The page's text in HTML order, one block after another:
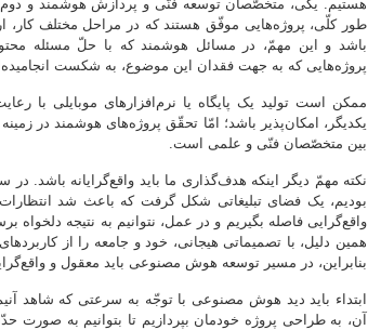
هستیم. یکی، متخصّصان توسعه‌ فنّی و پردازش هوشمند و
طور کلّی، پروژه‌هایی موفّق هستند که در مراحل مختلف کار،
باشد و این مهمّ، در مسائل هوشمند که با حلّ مسئله
پروژه‌هایی که به جهت فقدان این موضوع، به شکست
ممکن است تولید یک پایگاه یا نرم‌افزارهای موبایلی با
یکدیگر، امکان‌پذیر باشد؛ امّا تحقّق پروژه‌های هوشمند در
بین متخصّصان فنّی و علمی است.
نکته مهمّ دیگر اینکه هدف‌گذاری ما باید واقع‌گرایانه باشد.
بودیم، یک فضای تبلیغاتی شکل گرفت که باعث ‌شد انتظارات
واقع‌گرایی فاصله بگیریم و در عمل، نتوانیم به نتیجه
همین دلیل، با تصمیماتی هیجانی، خود و جامعه را از
بنابراین، در مسیر توسعه هوش مصنوعی باید معقول و
ابتداء باید دید هوش مصنوعی با توجّه به سرعتی که شاهد
آن، به طراحی پروژه خودمان بپردازیم تا بتوانیم به صورت